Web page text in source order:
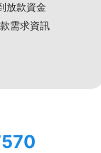
放款資金
需求資訊